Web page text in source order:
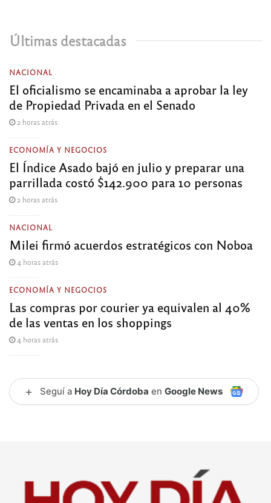
Últimas destacadas
NACIONAL
El oficialismo se encaminaba a aprobar la ley
de Propiedad Privada en el Senado
2 horas atrás
ECONOMÍA Y NEGOCIOS
El Índice Asado bajó en julio y preparar una
parrillada costó $142.900 para 10 personas
2 horas atrás
NACIONAL
Milei firmó acuerdos estratégicos con Noboa
4 horas atrás
ECONOMÍA Y NEGOCIOS
Las compras por courier ya equivalen al 40%
de las ventas en los shoppings
4 horas atrás
+ Seguí a Hoy Día Córdoba en Google News